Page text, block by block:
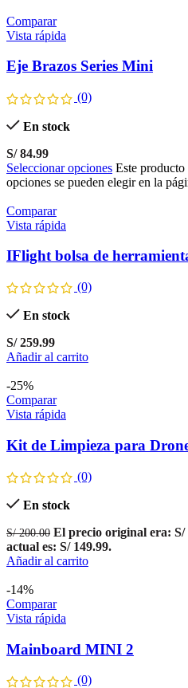
Comparar
Vista rápida
Eje Brazos Series Mini
(0)
En stock
S/84.99
Seleccionar opciones Este
opciones se pueden elegir en la
Comparar
Vista rápida
IFlight bolsa de
(0)
En stock
S/259.99
Añadir al carrito
-25%
Comparar
Vista rápida
Kit de Limpieza para
(0)
En stock
S/200.00 El precio original era: S/
actual es: S/ 149.99.
Añadir al carrito
-14%
Comparar
Vista rápida
Mainboard MINI 2
(0)